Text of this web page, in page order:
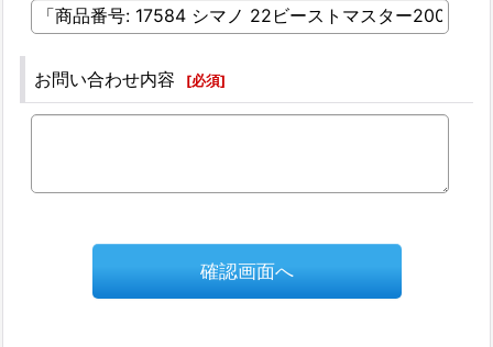
お問い合わせ内容 [必須]
確認画面へ